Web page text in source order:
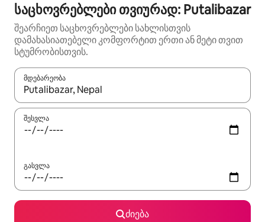
საცხოვრებლები თვიურად: Putalibazar
შეარჩიეთ საცხოვრებლები სახლისთვის
დამახასიათებელი კომფორტით ერთი ან მეტი თვით
სტუმრობისთვის.
მდებარეობა
როცა შედეგები ხელმისაწვდომი გახდება, ნავიგაციისთვის
შესვლა
გასვლა
ძიება